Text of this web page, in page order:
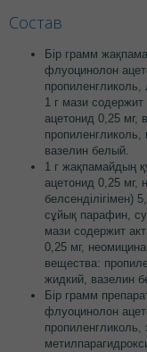
Состав
Бір грамм
флуоцинолон
1 г мази
ацетонид 0,25 мг,
вазелин белый.
1 г жақпамайдың
ацетонид 0,25 мг,
белсенділігімен)
сұйық парафин,
мази содержит
0,25 мг,
вещества:
жидкий, вазелин
Бір грамм
флуоцинолон